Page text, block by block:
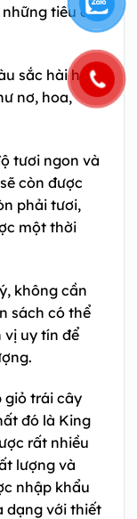
tiêu chí
sắc hài hòa
nơ, hoa,
tươi ngon và
còn được
phải tươi,
một thời
không cần
sách có thể
vị uy tín để
giỏ trái cây
đó là King
rất nhiều
lượng và
nhập khẩu
dạng với thiết